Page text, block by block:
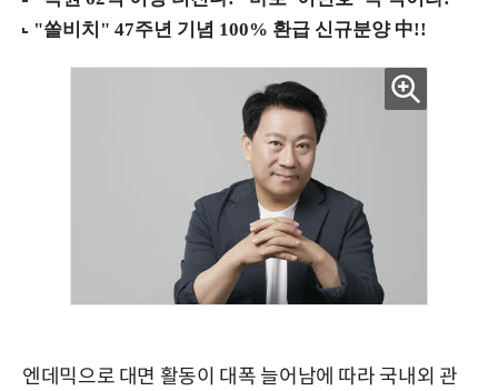
엔데믹으로 대면 활동이 대폭 늘어남에 따라 국내외 관